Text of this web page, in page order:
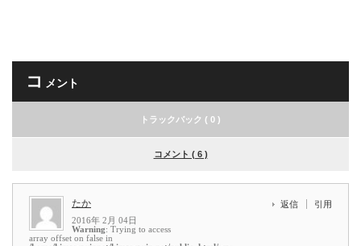
コ メント
トラックバック ( 0 )
コメント ( 6 )
たか
2016年 2月 04日
Warning: Trying to access
array offset on false in
返信 引用